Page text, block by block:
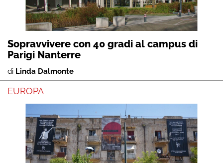
Sopravvivere con 40 gradi al campus di
Parigi Nanterre
di Linda Dalmonte
EUROPA